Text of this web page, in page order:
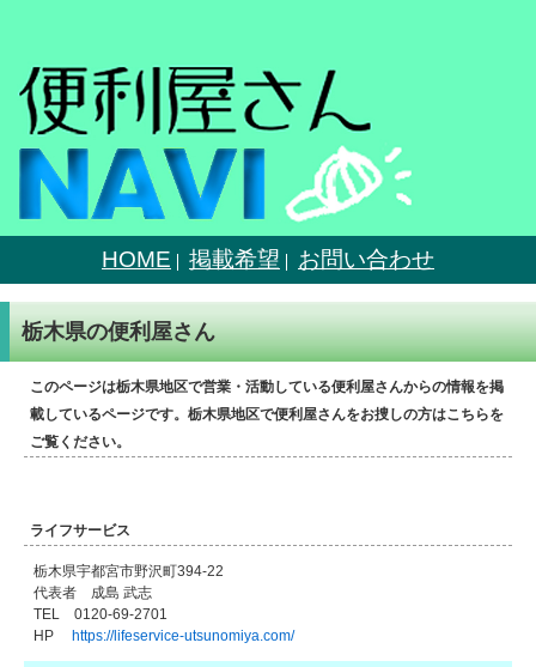
HOME 掲載希望 お問い合わせ
栃木県の便利屋さん
このページは栃木県地区で営業・活動している便利屋さんからの情報を掲
載しているページです。栃木県地区で便利屋さんをお捜しの方はこちらを
ご覧ください。
ライフサービス
栃木県宇都宮市野沢町394-22
代表者 成島 武志
TEL 0120-69-2701
HP https://lifeservice-utsunomiya.com/